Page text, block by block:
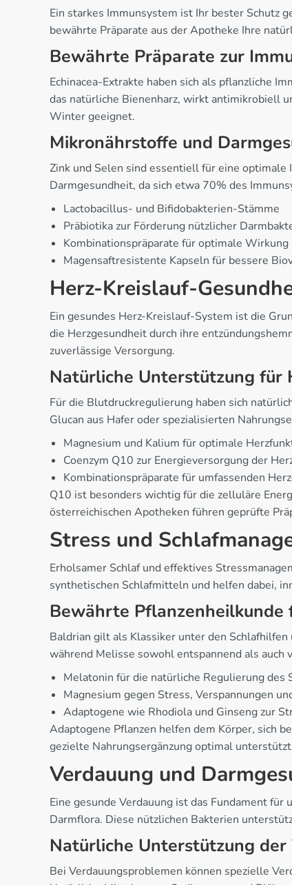
Ein starkes Immunsystem ist Ihr bester Schutz
bewährte Präparate aus der Apotheke Ihre
Bewährte Präparate zur
Echinacea-Extrakte haben sich als pflanzliche
das natürliche Bienenharz, wirkt antimikrobiell
Winter geeignet.
Mikronährstoffe und
Zink und Selen sind essentiell für eine
Darmgesundheit, da sich etwa 70% des
Lactobacillus- und Bifidobakterien-Stämme
Präbiotika zur Förderung nützlicher
Kombinationspräparate für optimale Wirkung
Magensaftresistente Kapseln für bessere
Herz-Kreislauf-
Ein gesundes Herz-Kreislauf-System ist die
die Herzgesundheit durch ihre
zuverlässige Versorgung.
Natürliche Unterstützung für
Für die Blutdruckregulierung haben sich
Glucan aus Hafer oder spezialisierten
Magnesium und Kalium für optimale
Coenzym Q10 zur Energieversorgung der
Kombinationspräparate für umfassenden
Q10 ist besonders wichtig für die zelluläre
österreichischen Apotheken führen geprüfte
Stress und
Erholsamer Schlaf und effektives
synthetischen Schlafmitteln und helfen dabei,
Bewährte Pflanzenheilkunde
Baldrian gilt als Klassiker unter den
während Melisse sowohl entspannend als
Melatonin für die natürliche Regulierung des
Magnesium gegen Stress, Verspannungen
Adaptogene wie Rhodiola und Ginseng zur
Adaptogene Pflanzen helfen dem Körper, sich
gezielte Nahrungsergänzung optimal
Verdauung und
Eine gesunde Verdauung ist das Fundament
Darmflora. Diese nützlichen Bakterien
Natürliche Unterstützung der
Bei Verdauungsproblemen können spezielle